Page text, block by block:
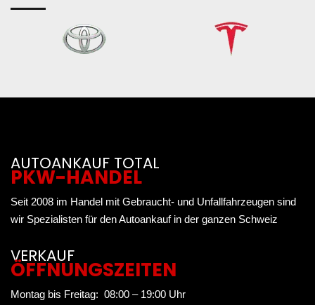
AUTOANKAUF TOTAL
PKW-HANDEL
Seit 2008 im Handel mit Gebraucht- und Unfallfahrzeugen sind
wir Spezialisten für den Autoankauf in der ganzen Schweiz
VERKAUF
ÖFFNUNGSZEITEN
Montag bis Freitag: 08:00 – 19:00 Uhr